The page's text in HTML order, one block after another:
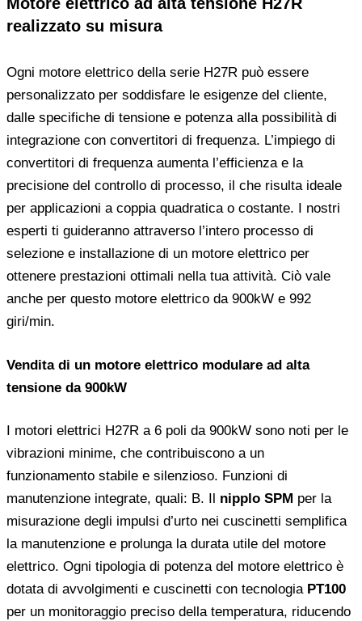
Motore elettrico ad alta tensione H27R
realizzato su misura
Ogni motore elettrico della serie H27R può essere
personalizzato per soddisfare le esigenze del cliente,
dalle specifiche di tensione e potenza alla possibilità di
integrazione con convertitori di frequenza. L’impiego di
convertitori di frequenza aumenta l’efficienza e la
precisione del controllo di processo, il che risulta ideale
per applicazioni a coppia quadratica o costante. I nostri
esperti ti guideranno attraverso l’intero processo di
selezione e installazione di un motore elettrico per
ottenere prestazioni ottimali nella tua attività. Ciò vale
anche per questo motore elettrico da 900kW e 992
giri/min.
Vendita di un motore elettrico modulare ad alta
tensione da 900kW
I motori elettrici H27R a 6 poli da 900kW sono noti per le
vibrazioni minime, che contribuiscono a un
funzionamento stabile e silenzioso. Funzioni di
manutenzione integrate, quali: B. Il nipplo SPM per la
misurazione degli impulsi d’urto nei cuscinetti semplifica
la manutenzione e prolunga la durata utile del motore
elettrico. Ogni tipologia di potenza del motore elettrico è
dotata di avvolgimenti e cuscinetti con tecnologia PT100
per un monitoraggio preciso della temperatura, riducendo